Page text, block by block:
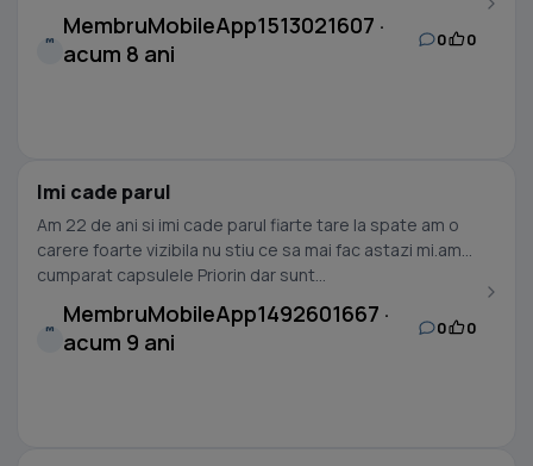
M
MembruMobileApp1513021607 ·
acum 8 ani
0 0
Imi cade parul
Am 22 de ani si imi cade parul fiarte tare la spate am o
carere foarte vizibila nu stiu ce sa mai fac astazi mi.am
cumparat capsulele Priorin dar sunt...
M
MembruMobileApp1492601667 ·
acum 9 ani
0 0